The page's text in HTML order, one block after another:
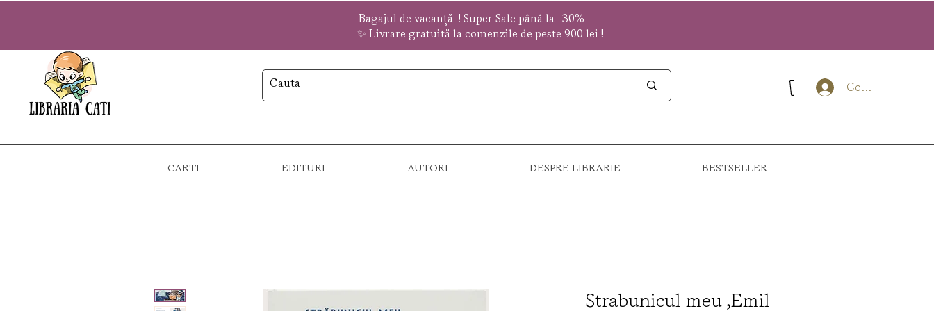
Bagajul de vacanță ! Super Sale până la -30%
✨ Livrare gratuită la comenzile de peste 900 lei !
Conectează-te
CARTI EDITURI AUTORI DESPRE LIBRARIE BESTSELLER
Strabunicul meu ,Emil